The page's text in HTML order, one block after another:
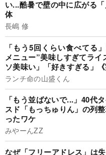
い...酷暑で壁の中に広がる
体
長嶋 修
「もう5回くらい食べてる
メニュー”美味しすぎてライ
ソ美味い」「好きすぎる」
ランチ命の山盛くん
「もう並ばないで...」40代
スド「もっちゅりん」の列
ったワケ
みやーんZZ
なぜ「フリーアドレス」は